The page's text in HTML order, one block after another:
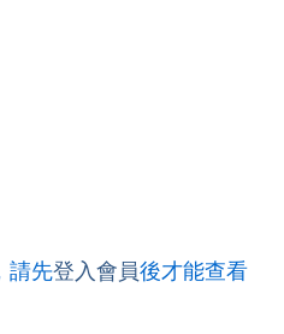
請先登入會員後才能查看